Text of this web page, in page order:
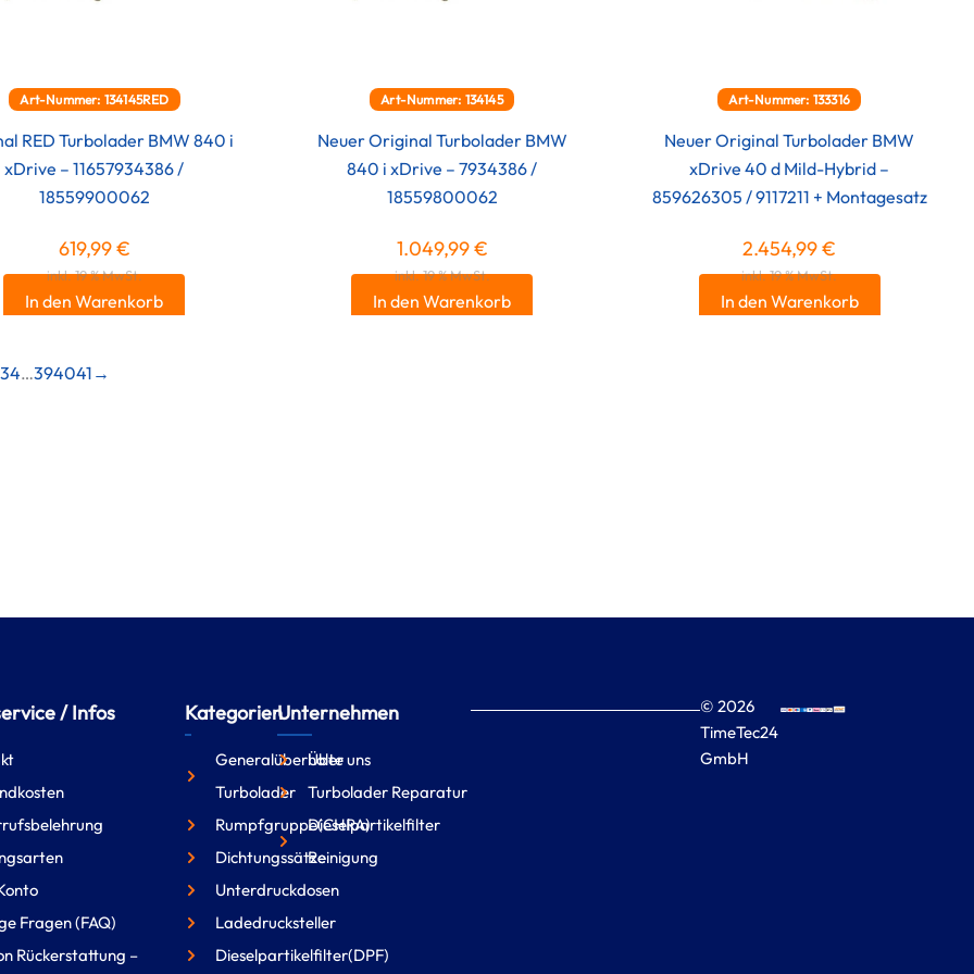
Art-Nummer: 134145RED
RED Turbolader BMW 840 i
xDrive – 11657934386 /
18559900062
619,99€
inkl. 19 % MwSt.
In den Warenkorb
Art-Nummer: 134145
Neuer Original Turbolader BMW
840 i xDrive – 7934386 /
18559800062
1.049,99€
inkl. 19 % MwSt.
In den Warenkorb
Art-Nummer: 133316
Neuer Original Turbolader BMW
xDrive 40 d Mild-Hybrid –
859626305 / 9117211 + Montagesatz
2.454,99€
inkl. 19 % MwSt.
In den Warenkorb
34…394041 →
/ Infos
Fragen (FAQ)
Rückerstattung –
Kategorien
Generalüberholte
Turbolader
Rumpfgruppe(CHRA)
Dichtungssätze
Unterdruckdosen
Ladedrucksteller
Dieselpartikelfilter(DPF)
Unternehmen
Über uns
Turbolader Reparatur
Dieselpartikelfilter
Reinigung
© 2026
TimeTec24
GmbH